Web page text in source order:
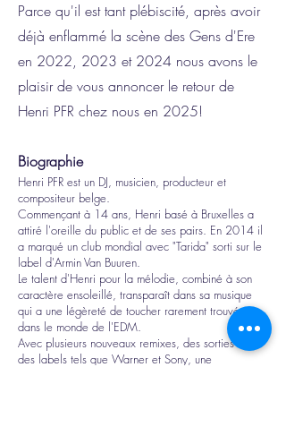
Parce qu'il est tant plébiscité, après avoir
déjà enflammé la scène des Gens d'Ere
en 2022, 2023 et 2024 nous avons le
plaisir de vous annoncer le retour de
Henri PFR chez nous en 2025!
Biographie
Henri PFR est un DJ, musicien, producteur et
compositeur belge.
Commençant à 14 ans, Henri basé à Bruxelles a
attiré l'oreille du public et de ses pairs. En 2014 il
a marqué un club mondial avec "Tarida" sorti sur le
label d'Armin Van Buuren.
Le talent d'Henri pour la mélodie, combiné à son
caractère ensoleillé, transparaît dans sa musique
qui a une légèreté de toucher rarement trouvée
dans le monde de l'EDM.
Avec plusieurs nouveaux remixes, des sorties sur
des labels tels que Warner et Sony, une